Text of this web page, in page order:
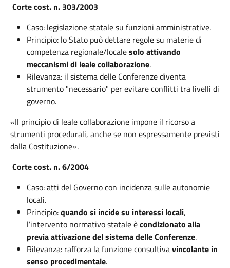
Corte cost. n. 303/2003
Caso: legislazione statale su funzioni amministrative.
Principio: lo Stato può dettare regole su materie di
competenza regionale/localesolo attivando
meccanismi di leale collaborazione.
Rilevanza: il sistema delle Conferenze diventa
strumento "necessario" per evitare conflitti tra livelli di
governo.
«Il principio di leale collaborazione impone il ricorso a
strumenti procedurali, anche se non espressamente previsti
dalla Costituzione».
Corte cost. n. 6/2004
Caso: atti del Governo con incidenza sulle autonomie
locali.
Principio:quando si incide su interessi locali,
l’intervento normativo statale ècondizionato alla
previa attivazione del sistema delle Conferenze.
Rilevanza: rafforza la funzione consultivavincolante in
senso procedimentale.